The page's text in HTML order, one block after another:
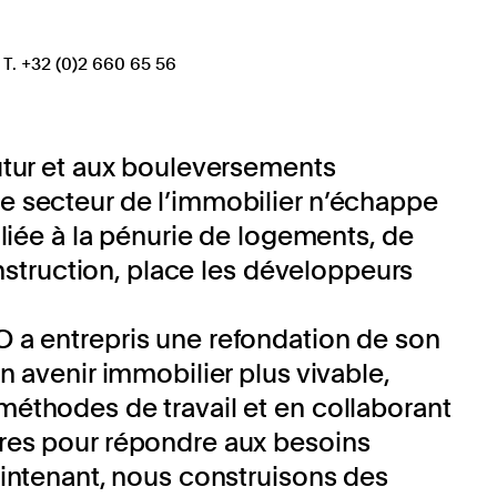
T. +32 (0)2 660 65 56
et aux bouleversements
de l’immobilier n’échappe
à la pénurie de logements, de
place les développeurs
a entrepris une refondation de son
avenir immobilier plus vivable,
de travail et en collaborant
pour répondre aux besoins
nous construisons des